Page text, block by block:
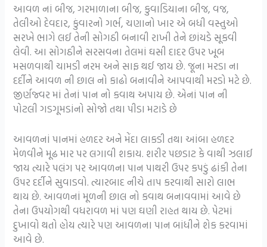
આવળ નાં બીજ, ગરમાળાના બીજ, કુવાડિયાના બીજ, વજ,
તેલીઓ દેવદાર, કુંવારનો ગર્ભ, ચણાનો ખાર એ બધી વસ્તુઓ
સરખે ભાગે લઈ તેની સોગઠી બનાવી રાખી તેને છાંયડે સૂકવી
લેવી. આ સોગઠીને સરસવના તેલમાં ઘસી દાદર ઉપર ખૂબ
મસળવાથી ચામડી નરમ અને સાફ થઈ જાય છે. જૂના મરડા ના
દર્દીને આવળ ની છાલ નો કાઢો બનાવીને આપવાથી મરડો મટે છે.
જીર્ણજ્વર માં તેનાં પાન નો કવાથ અપાય છે. એનાં પાન ની
પોટલી ગડગૂમડાંનો સોજો તથા પીડા મટાડે છે
આવળનાં પાનમાં હળદર અને મેંદા લાકડી તથા આંબા હળદર
મેળવીને મૂઢ માર પર લગાવી શકાય. શરીર પછડાટ કે વાથી ઝલાઈ
જાય ત્યારે પલંગ પર આવળના પાન પાથરી ઉપર કપડું ઢાંકી તેના
ઉપર દર્દીને સુવાડવો. ત્યારબાદ નીચે તાપ કરવાથી સારો લાભ
થાય છે. આવળનાં મૂળની છાલ નો કવાથ બનાવવામાં આવે છે
તેના ઉપયોગથી વધરાવળ માં પણ ઘણી રાહત થાય છે. પેટમાં
દુખાવો થતો હોય ત્યારે પણ આવળના પાન બાંધીને શેક કરવામાં
આવે છે.